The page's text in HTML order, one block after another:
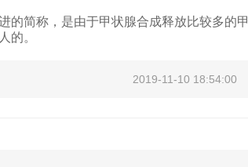
的简称，是由于甲状腺合成释放比较多的甲
的。
2019-11-10 18:54:00